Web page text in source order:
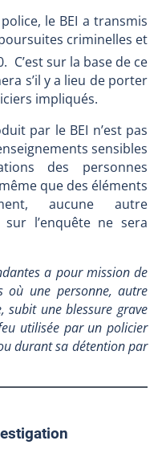
le BEI a transmis
criminelles et
C’est sur la base de ce
s’il y a lieu de porter
impliqués.
par le BEI n’est pas
sensibles
des personnes
que des éléments
aucune autre
l’enquête ne sera
a pour mission de
où une personne, autre
subit une blessure grave
utilisée par un policier
durant sa détention par